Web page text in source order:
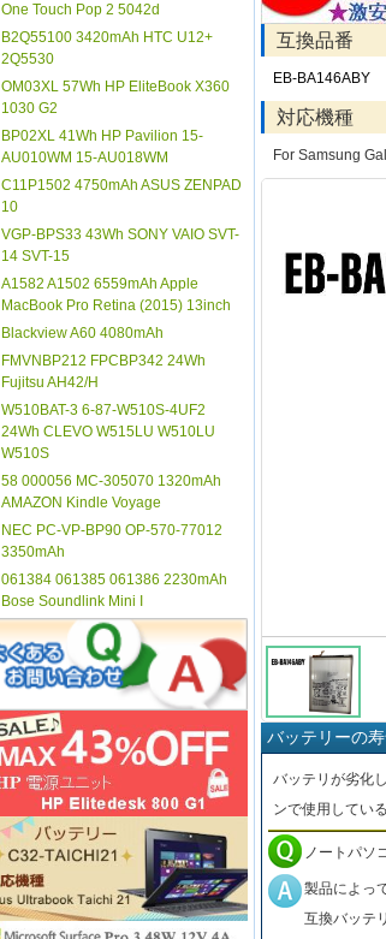
One Touch Pop 2 5042d
B2Q55100 3420mAh HTC U12+
2Q5530
OM03XL 57Wh HP EliteBook X360
1030 G2
BP02XL 41Wh HP Pavilion 15-
AU010WM 15-AU018WM
C11P1502 4750mAh ASUS ZENPAD
10
VGP-BPS33 43Wh SONY VAIO SVT-
14 SVT-15
A1582 A1502 6559mAh Apple
MacBook Pro Retina (2015) 13inch
Blackview A60 4080mAh
FMVNBP212 FPCBP342 24Wh
Fujitsu AH42/H
W510BAT-3 6-87-W510S-4UF2
24Wh CLEVO W515LU W510LU
W510S
58 000056 MC-305070 1320mAh
AMAZON Kindle Voyage
NEC PC-VP-BP90 OP-570-77012
3350mAh
061384 061385 061386 2230mAh
Bose Soundlink Mini I
互換品番
EB-BA146ABY
対応機種
For Samsung
バッテリーの
バッテリが劣化
ンで使用してい
ノートパソ
製品によっ
互換バッテ